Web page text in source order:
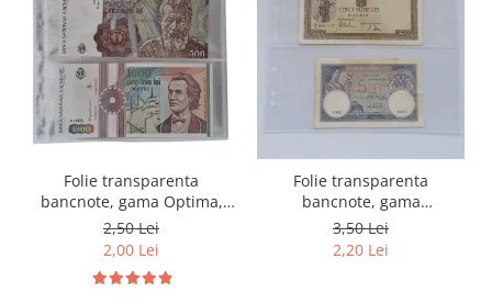
Folie transparenta
bancnote, gama Optima,
cod SH252, 3
compartimente
2,50 Lei
2,00 Lei
Folie transparenta
bancnote, gama
Grande(A4), cod SH312, 3
compartimente
3,50 Lei
2,20 Lei